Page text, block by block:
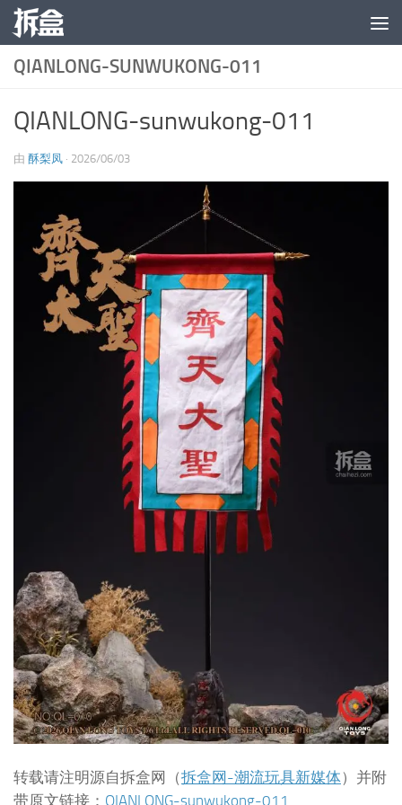
跳至内容
QIANLONG-SUNWUKONG-011
QIANLONG-sunwukong-011
由 酥梨凤 · 2026/06/03
转载请注明源自拆盒网（拆盒网-潮流玩具新媒体）并附
带原文链接： QIANLONG-sunwukong-011